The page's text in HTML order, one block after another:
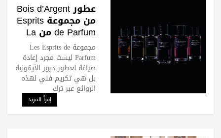
عطور Bois d’Argent
من مجموعة Esprits
de Parfum من La
Collection Privée
من Dior
مجموعة Les Esprits de
Parfum ليست مجرد إعادة
صياغة لعطور ديور الأيقونية
بل هي تكريم فني لهذه
الروائع عبر ترك
إقرأ المزيد